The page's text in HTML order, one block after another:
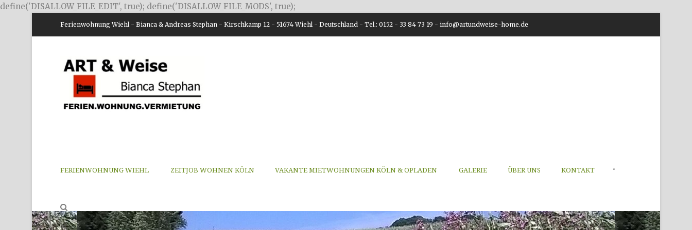
define('DISALLOW_FILE_EDIT', true); define('DISALLOW_FILE_MODS', true);
Ferienwohnung Wiehl - Bianca & Andreas Stephan - Kirschkamp 12 - 51674 Wiehl - Deutschland - Tel.: 0152 - 33 84 73 19 - info@artundweise-home.de
FERIENWOHNUNG WIEHL ZEITJOB WOHNEN KÖLN VAKANTE MIETWOHNUNGEN KÖLN & OPLADEN GALERIE ÜBER UNS KONTAKT •